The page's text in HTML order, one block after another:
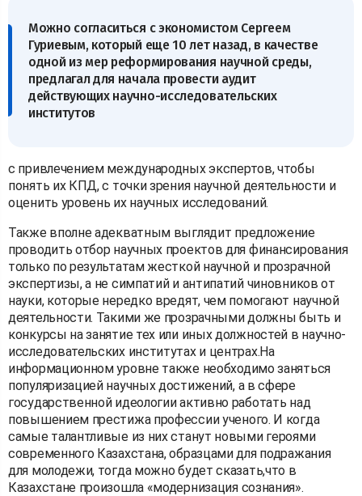
Можно согласиться с экономистом Сергеем
Гуриевым, который еще 10 лет назад, в качестве
одной из мер реформирования научной среды,
предлагал для начала провести аудит
действующих научно-исследовательских
институтов
с привлечением международных экспертов, чтобы
понять их КПД, с точки зрения научной деятельности и
оценить уровень их научных исследований.
Также вполне адекватным выглядит предложение
проводить отбор научных проектов для финансирования
только по результатам жесткой научной и прозрачной
экспертизы, а не симпатий и антипатий чиновников от
науки, которые нередко вредят, чем помогают научной
деятельности. Такими же прозрачными должны быть и
конкурсы на занятие тех или иных должностей в научно-
исследовательских институтах и центрах.На
информационном уровне также необходимо заняться
популяризацией научных достижений, а в сфере
государственной идеологии активно работать над
повышением престижа профессии ученого. И когда
самые талантливые из них станут новыми героями
современного Казахстана, образцами для подражания
для молодежи, тогда можно будет сказать,что в
Казахстане произошла «модернизация сознания».